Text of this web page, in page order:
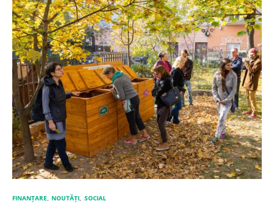
FINANȚARE NOUTĂȚI SOCIAL